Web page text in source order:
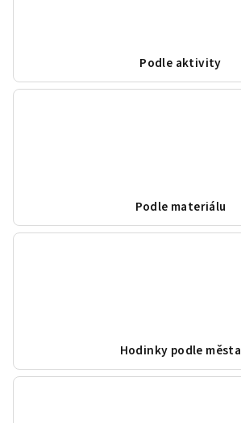
Podle aktivity
Podle materiálu
Hodinky podle města